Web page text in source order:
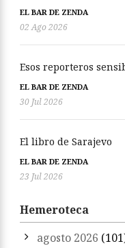
EL BAR DE ZENDA
02 Ago 2026
Esos reporteros
EL BAR DE ZENDA
30 Jul 2026
El libro de Sarajevo
EL BAR DE ZENDA
23 Jul 2026
Hemeroteca
agosto 2026